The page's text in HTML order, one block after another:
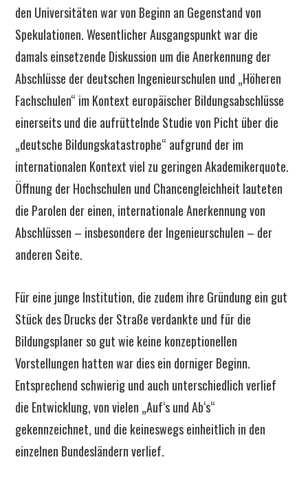
den Universitäten war von Beginn an Gegenstand von
Spekulationen. Wesentlicher Ausgangspunkt war die
damals einsetzende Diskussion um die Anerkennung der
Abschlüsse der deutschen Ingenieurschulen und „Höheren
Fachschulen“ im Kontext europäischer Bildungsabschlüsse
einerseits und die aufrüttelnde Studie von Picht über die
„deutsche Bildungskatastrophe“ aufgrund der im
internationalen Kontext viel zu geringen Akademikerquote.
Öffnung der Hochschulen und Chancengleichheit lauteten
die Parolen der einen, internationale Anerkennung von
Abschlüssen – insbesondere der Ingenieurschulen – der
anderen Seite.
Für eine junge Institution, die zudem ihre Gründung ein gut
Stück des Drucks der Straße verdankte und für die
Bildungsplaner so gut wie keine konzeptionellen
Vorstellungen hatten war dies ein dorniger Beginn.
Entsprechend schwierig und auch unterschiedlich verlief
die Entwicklung, von vielen „Auf‘s und Ab‘s“
gekennzeichnet, und die keineswegs einheitlich in den
einzelnen Bundesländern verlief.